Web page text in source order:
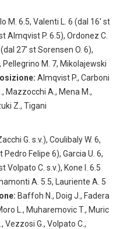
M. 6.5, Valenti L. 6 (dal 16′ st
Almqvist P. 6.5), Ordonez C.
27′ st Sorensen O. 6),
Pellegrino M. 7, Mikolajewski
Almqvist P., Carboni
Mazzocchi A., Mena M.,
Z., Tigani
G. s.v.), Coulibaly W. 6,
Pedro Felipe 6), Garcia U. 6,
Volpato C. s.v.), Kone I. 6.5
A. 5.5, Lauriente A. 5
Baffoh N., Doig J., Fadera
L., Muharemovic T., Muric
Vezzosi G., Volpato C.,